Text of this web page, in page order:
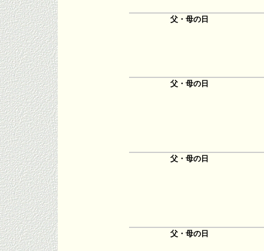
父・母の日
父・母の日
父・母の日
父・母の日